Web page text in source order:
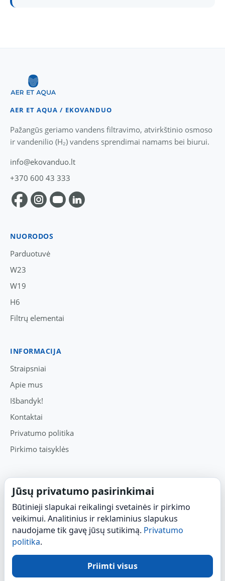
AER ET AQUA / EKOVANDUO
Pažangūs geriamo vandens filtravimo, atvirkštinio osmoso
ir vandenilio (H₂) vandens sprendimai namams bei biurui.
info@ekovanduo.lt
+370 600 43 333
NUORODOS
Parduotuvė
W23
W19
H6
Filtrų elementai
INFORMACIJA
Straipsniai
Apie mus
Išbandyk!
Kontaktai
Privatumo politika
Pirkimo taisyklės
Čia galite susipažinti su modeliais, jų skirtumais, filtrų
priežiūra ir pasirinkti tinkamiausią sprendimą namams ar
biurui.
Pirkti W23
Pirkti W19
Užklausa / konsultacija
Jūsų privatumo pasirinkimai
Būtinieji slapukai reikalingi svetainės ir pirkimo
veikimui. Analitinius ir reklaminius slapukus
naudojame tik gavę jūsų sutikimą. Privatumo
politika.
Priimti visus